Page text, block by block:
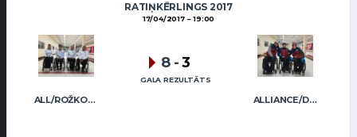
RATIŅKĒRLINGS 2017
17/04/2017 19:00
ALL/ROŽKOVA ALLIANCE/DIMBOVSKIS
8 -3
GALA REZULTĀTS